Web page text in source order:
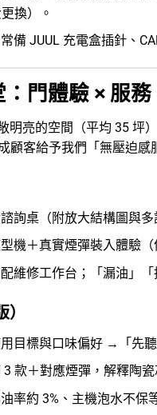
換）。
備 JUUL 充電盒插針、
門體驗 × 服務
明亮的空間（平均 35 坪
顧客給予我們「無壓迫感
詢桌（附放大結構圖與
機＋真實煙彈裝入體驗
維修工作台；「漏油」
目標與口味偏好 →「先聽
3 款＋對應煙彈，解釋陶
油率約 3%、主機泡水不保